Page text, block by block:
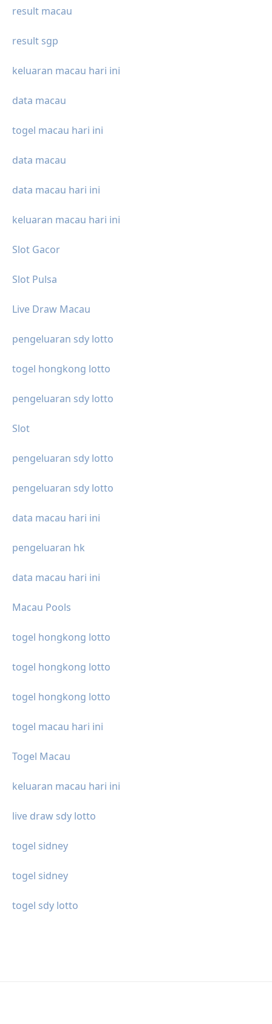
result macau
result sgp
keluaran macau hari ini
data macau
togel macau hari ini
data macau
data macau hari ini
keluaran macau hari ini
Slot Gacor
Slot Pulsa
Live Draw Macau
pengeluaran sdy lotto
togel hongkong lotto
pengeluaran sdy lotto
Slot
pengeluaran sdy lotto
pengeluaran sdy lotto
data macau hari ini
pengeluaran hk
data macau hari ini
Macau Pools
togel hongkong lotto
togel hongkong lotto
togel hongkong lotto
togel macau hari ini
Togel Macau
keluaran macau hari ini
live draw sdy lotto
togel sidney
togel sidney
togel sdy lotto